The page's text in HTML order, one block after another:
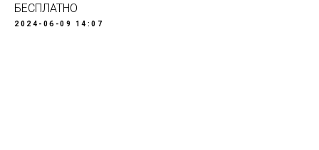
БЕСПЛАТНО
2024-06-09 14:07